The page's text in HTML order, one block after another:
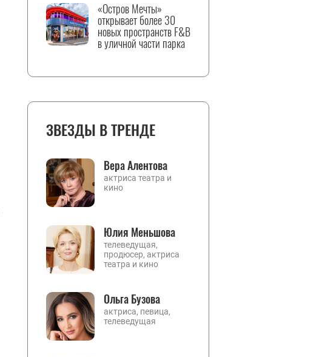
«Остров Мечты»
открывает более 30
новых пространств F&B
в уличной части парка
ЗВЕЗДЫ В ТРЕНДЕ
Вера Алентова
актриса театра и
кино
Юлия Меньшова
телеведущая,
продюсер, актриса
театра и кино
Ольга Бузова
актриса, певица,
телеведущая